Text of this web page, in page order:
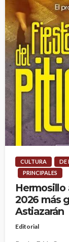
CULTURA DE
PRINCIPALES
Hermosillo
2026 más
Astiazarán
Editorial